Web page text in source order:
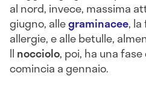
al nord, invece, massima
giugno, allegraminacee,
allergie, e alle betulle,
Il nocciolo, poi, ha una
comincia a gennaio.